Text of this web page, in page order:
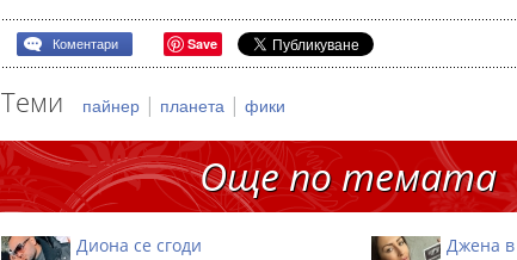
Коментари Save
Теми пайнер | планета | фики
Още по темата
Диона се сгоди Джена в